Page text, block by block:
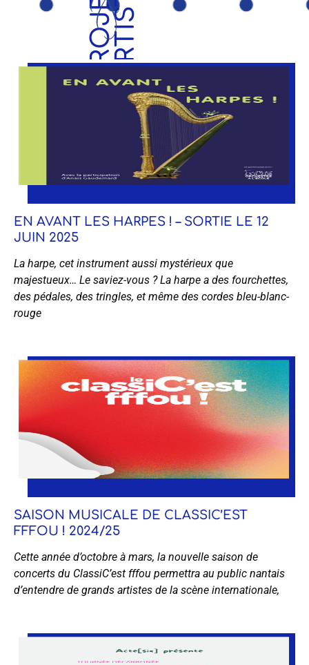
EN AVANT LES HARPES ! – SORTIE LE 12
JUIN 2025
La harpe, cet instrument aussi mystérieux que
majestueux… Le saviez-vous ? La harpe a des fourchettes,
des pédales, des tringles, et même des cordes bleu-blanc-
rouge
SAISON MUSICALE DE CLASSIC’EST
FFFOU ! 2024/25
Cette année d’octobre à mars, la nouvelle saison de
concerts du ClassiC’est fffou permettra au public nantais
d’entendre de grands artistes de la scène internationale,